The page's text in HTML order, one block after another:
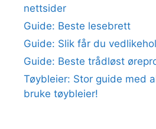
nettsider
Guide: Beste lesebrett
Guide: Slik får du
Guide: Beste trådløst
Tøybleier: Stor guide med
bruke tøybleier!